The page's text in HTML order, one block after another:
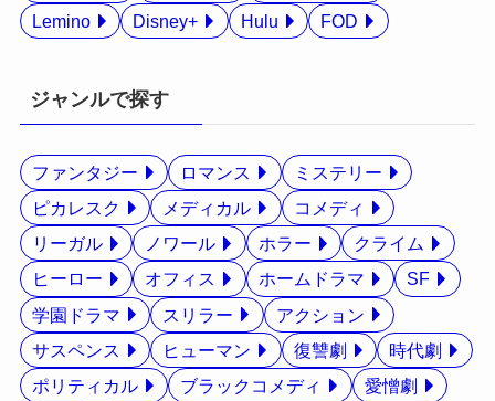
Lemino
Disney+ Hulu FOD
ジャンルで探す
ファンタジー ロマンス
ミステリー
ピカレスク
メディカル
コメディ
リーガル
ノワール ホラー
クライム
ヒーロー
オフィス ホームドラマ
SF
学園ドラマ
スリラー
アクション
サスペンス
ヒューマン 復讐劇
時代劇
ポリティカル
ブラックコメディ
愛憎劇